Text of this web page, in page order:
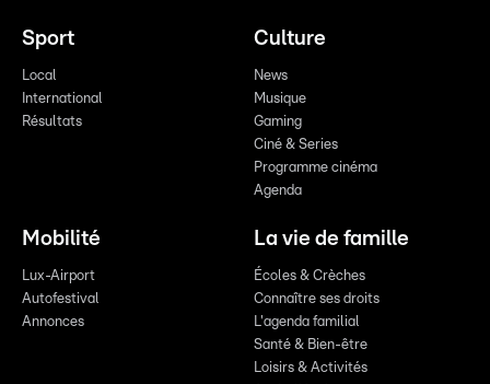
Sport
Local
International
Résultats
Culture
News
Musique
Gaming
Ciné & Series
Programme cinéma
Agenda
Mobilité
Lux-Airport
Autofestival
Annonces
La vie de famille
Écoles & Crèches
Connaître ses droits
L'agenda familial
Santé & Bien-être
Loisirs & Activités